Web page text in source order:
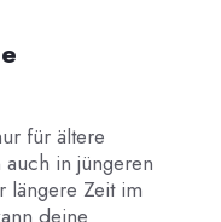
für ältere
in jüngeren
längere Zeit im
deine